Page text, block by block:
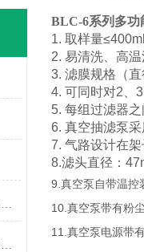
BLC-6系列多功
1. 取样量
2. 易清洗、高
3. 滤膜规格（
4. 可同时对2、
5. 每组过滤器
6. 真空抽滤泵
7. 气路设计在
8.滤头直径：
9.真空泵自带温控
10.真空泵带有粉
11.真空泵电源带
分享自动补水水浴锅的使用方法及注意事项
台式防腐循环水真空泵的安装思路解析